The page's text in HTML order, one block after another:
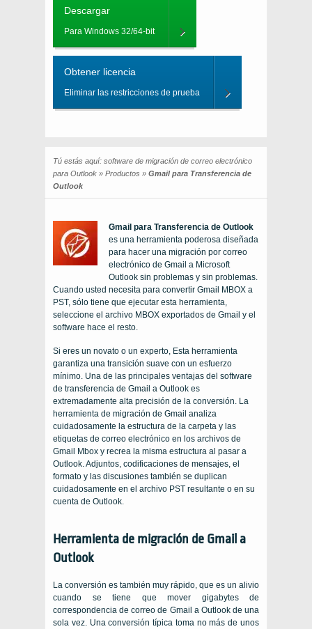
Descargar
Para Windows 32/64-bit
Obtener licencia
Eliminar las restricciones de prueba
Tú estás aquí: software de migración de correo electrónico
para Outlook » Productos » Gmail para Transferencia de
Outlook
Gmail para Transferencia de Outlook
es una herramienta poderosa diseñada
para hacer una migración por correo
electrónico de Gmail a Microsoft
Outlook sin problemas y sin problemas.
Cuando usted necesita para convertir Gmail MBOX a
PST, sólo tiene que ejecutar esta herramienta,
seleccione el archivo MBOX exportados de Gmail y el
software hace el resto.
Si eres un novato o un experto, Esta herramienta
garantiza una transición suave con un esfuerzo
mínimo. Una de las principales ventajas del software
de transferencia de Gmail a Outlook es
extremadamente alta precisión de la conversión. La
herramienta de migración de Gmail analiza
cuidadosamente la estructura de la carpeta y las
etiquetas de correo electrónico en los archivos de
Gmail Mbox y recrea la misma estructura al pasar a
Outlook. Adjuntos, codificaciones de mensajes, el
formato y las discusiones también se duplican
cuidadosamente en el archivo PST resultante o en su
cuenta de Outlook.
Herramienta de migración de Gmail a
Outlook
La conversión es también muy rápido, que es un alivio
cuando se tiene que mover gigabytes de
correspondencia de correo de Gmail a Outlook de una
sola vez. Una conversión típica toma no más de unos